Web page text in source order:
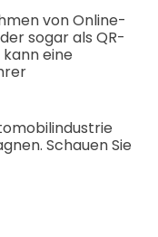
von Online-
sogar als QR-
eine
Schauen Sie